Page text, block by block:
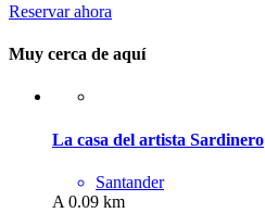
Reservar ahora
Muy cerca de aquí
La casa del artista Sardinero
Santander
A 0.09 km